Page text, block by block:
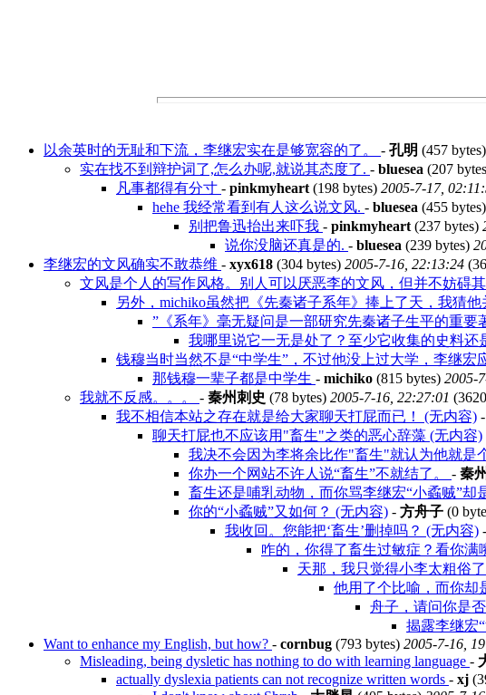
以余英时的无耻和下流，李继宏实在是够宽容的了。 - 孔明 (457 bytes)
实在找不到辩护词了,怎么办呢,就说其态度了. - bluesea (207
凡事都得有分寸 - pinkmyheart(198 bytes) 2005-7-17,
hehe 我经常看到有人这么说文风. - bluesea (455 bytes)
别把鲁迅抬出来吓我 - pinkmyheart(237 bytes)
说你没脑还真是的. - bluesea (239 bytes)
李继宏的文风确实不敢恭维 - xyx618 (304 bytes) 2005-7-16, 22:13:24
文风是个人的写作风格。别人可以厌恶李的文风，但并不妨碍
另外，michiko虽然把《先秦诸子系年》捧上了天，我猜
”《系年》毫无疑问是一部研究先秦诸子生平的重要
我哪里说它一无是处了？至少它收集的史料还
钱穆当时当然不是“中学生”，不过他没上过大学，李继宏
那钱穆一辈子都是中学生 - michiko (815 bytes) 2005-
我就不反感。。。 - 秦州刺史 (78 bytes) 2005-7-16, 22:27:01
我不相信本站之存在就是给大家聊天打屁而已！ (无内容) -
聊天打屁也不应该用"畜生"之类的恶心辞藻 (无内容)
我决不会因为李将余比作"畜生"就认为他就是
你办一个网站不许人说“畜生”不就结了。 - 秦
畜生还是哺乳动物，而你骂李继宏“小蟊贼”却
你的“小蟊贼”又如何？ (无内容) - 方舟子 (0
我收回。您能把‘畜生’删掉吗？ (无内容) -
咋的，你得了畜生过敏症？看你满
天那，我只觉得小李太粗俗
他用了个比喻，而你却
舟子，请问你是
揭露李继宏
Want to enhance my English, but how? - cornbug (793 bytes) 2005-7-16,
Misleading, being dysletic has nothing to do with learning language -
actually dyslexia patients can not recognize written words - xj